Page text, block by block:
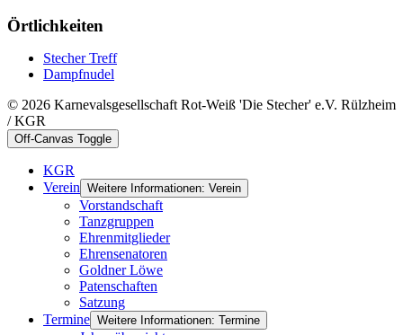
Örtlichkeiten
Stecher Treff
Dampfnudel
© 2026 Karnevalsgesellschaft Rot-Weiß 'Die Stecher' e.V. Rülzheim
/ KGR
Off-Canvas Toggle
KGR
Verein Weitere Informationen: Verein
Vorstandschaft
Tanzgruppen
Ehrenmitglieder
Ehrensenatoren
Goldner Löwe
Patenschaften
Satzung
Termine Weitere Informationen: Termine